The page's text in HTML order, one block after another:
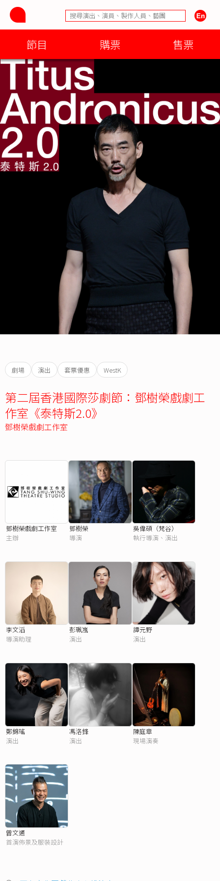
節目 購票 售票
劇場 演出 套票優惠 WestK
第二屆香港國際莎劇節：鄧樹榮戲劇工
作室《泰特斯2.0》
鄧樹榮戲劇工作室
鄧樹榮戲劇工作室
主辦
鄧樹榮
導演
吳偉碩（梵谷）
執行導演、演出
李文滔
導演助理
彭珮嵐
演出
譚元野
演出
鄭錦瑤
演出
馮洛鋒
演出
陳庭章
現場演奏
曾文通
首演佈景及服裝設計